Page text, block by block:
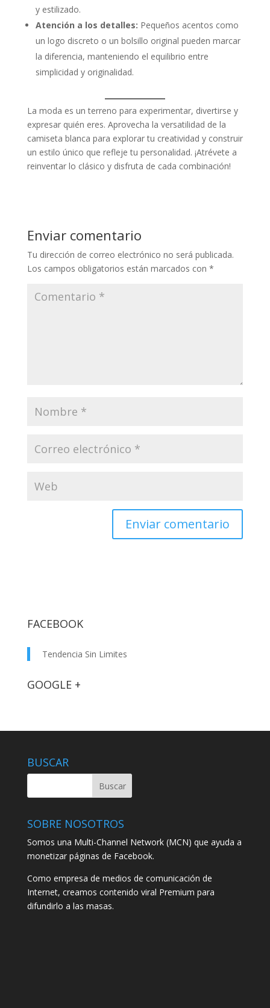
y estilizado.
Atención a los detalles: Pequeños acentos como
un logo discreto o un bolsillo original pueden marcar
la diferencia, manteniendo el equilibrio entre
simplicidad y originalidad.
La moda es un terreno para experimentar, divertirse y
expresar quién eres. Aprovecha la versatilidad de la
camiseta blanca para explorar tu creatividad y construir
un estilo único que refleje tu personalidad. ¡Atrévete a
reinventar lo clásico y disfruta de cada combinación!
Enviar comentario
Tu dirección de correo electrónico no será publicada.
Los campos obligatorios están marcados con *
FACEBOOK
Tendencia Sin Limites
GOOGLE +
BUSCAR
SOBRE NOSOTROS
Somos una Multi-Channel Network (MCN) que ayuda a
monetizar páginas de Facebook.
Como empresa de medios de comunicación de
Internet, creamos contenido viral Premium para
difundirlo a las masas.